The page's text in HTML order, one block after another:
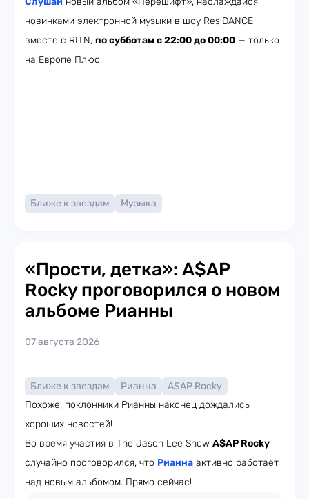
новинками электронной музыки в шоу ResiDANCE
вместе с RITN, по субботам с 22:00 до 00:00 — только
на Европе Плюс!​
Ближе к звездам Музыка
«Прости, детка»: A$AP
Rocky проговорился о новом
альбоме Рианны
07 августа 2026
Ближе к звездам Рианна
A$AP Rocky
Похоже, поклонники Рианны наконец дождались
хороших новостей!
Во время участия в The Jason Lee Show A$AP Rocky
случайно проговорился, что Рианна активно работает
над новым альбомом. Прямо сейчас!